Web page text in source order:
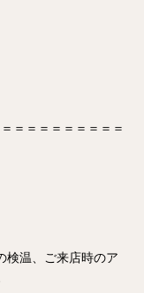
＝＝＝＝＝＝＝＝＝
検温、ご来店時のア